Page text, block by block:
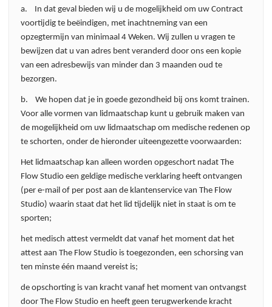
a. In dat geval bieden wij u de mogelijkheid om uw Contract
voortijdig te beëindigen, met inachtneming van een
opzegtermijn van minimaal 4 Weken. Wij zullen u vragen te
bewijzen dat u van adres bent veranderd door ons een kopie
van een adresbewijs van minder dan 3 maanden oud te
bezorgen.
b. We hopen dat je in goede gezondheid bij ons komt trainen.
Voor alle vormen van lidmaatschap kunt u gebruik maken van
de mogelijkheid om uw lidmaatschap om medische redenen op
te schorten, onder de hieronder uiteengezette voorwaarden:
Het lidmaatschap kan alleen worden opgeschort nadat The
Flow Studio een geldige medische verklaring heeft ontvangen
(per e-mail of per post aan de klantenservice van The Flow
Studio) waarin staat dat het lid tijdelijk niet in staat is om te
sporten;
het medisch attest vermeldt dat vanaf het moment dat het
attest aan The Flow Studio is toegezonden, een schorsing van
ten minste één maand vereist is;
de opschorting is van kracht vanaf het moment van ontvangst
door The Flow Studio en heeft geen terugwerkende kracht